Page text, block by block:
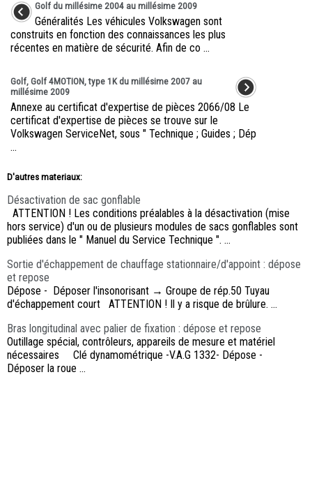
Golf du millésime 2004 au millésime 2009
Généralités Les véhicules Volkswagen sont
construits en fonction des connaissances les plus
récentes en matière de sécurité. Afin de co ...
Golf, Golf 4MOTION, type 1K du millésime 2007 au
millésime 2009
Annexe au certificat d'expertise de pièces 2066/08 Le
certificat d'expertise de pièces se trouve sur le
Volkswagen ServiceNet, sous " Technique ; Guides ; Dép
...
D'autres materiaux:
Désactivation de sac gonflable
ATTENTION ! Les conditions préalables à la désactivation (mise
hors service) d'un ou de plusieurs modules de sacs gonflables sont
publiées dans le " Manuel du Service Technique ". ...
Sortie d'échappement de chauffage stationnaire/d'appoint : dépose
et repose
Dépose - Déposer l'insonorisant → Groupe de rép.50 Tuyau
d'échappement court ATTENTION ! Il y a risque de brûlure. ...
Bras longitudinal avec palier de fixation : dépose et repose
Outillage spécial, contrôleurs, appareils de mesure et matériel
nécessaires Clé dynamométrique -V.A.G 1332- Dépose -
Déposer la roue ...